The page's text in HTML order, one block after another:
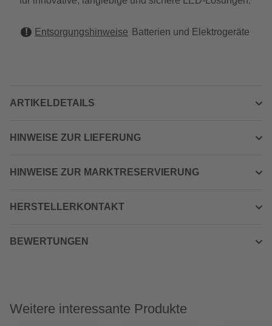
Entsorgungshinweise Batterien und Elektrogeräte
ARTIKELDETAILS
HINWEISE ZUR LIEFERUNG
HINWEISE ZUR MARKTRESERVIERUNG
HERSTELLERKONTAKT
BEWERTUNGEN
Weitere interessante Produkte